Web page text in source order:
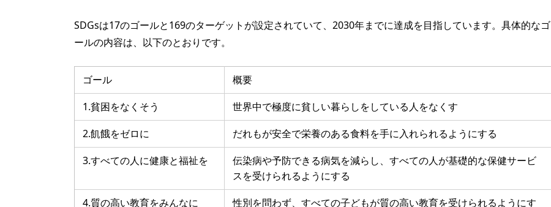
SDGsは17のゴールと169のターゲットが設定されていて、2030年までに達成を目指しています。具体的なゴ
ールの内容は、以下のとおりです。
ゴール
概要
1.貧困をなくそう
世界中で極度に貧しい暮らしをしている人をなくす
2.飢餓をゼロに
だれもが安全で栄養のある食料を手に入れられるようにする
3.すべての人に健康と福祉を
伝染病や予防できる病気を減らし、すべての人が基礎的な保健サービ
スを受けられるようにする
4.質の高い教育をみんなに
性別を問わず、すべての子どもが質の高い教育を受けられるようにす